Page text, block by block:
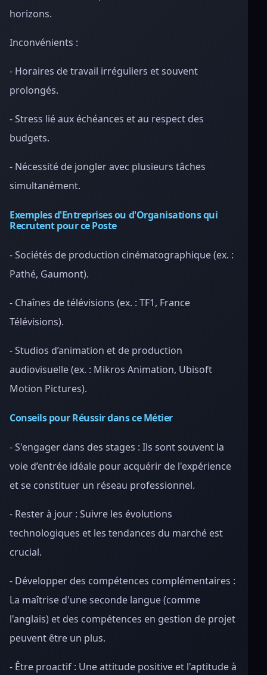
horizons.
Inconvénients :
- Horaires de travail irréguliers et souvent
prolongés.
- Stress lié aux échéances et au respect des
budgets.
- Nécessité de jongler avec plusieurs tâches
simultanément.
Exemples d'Entreprises ou d'Organisations qui
Recrutent pour ce Poste
- Sociétés de production cinématographique (ex. :
Pathé, Gaumont).
- Chaînes de télévisions (ex. : TF1, France
Télévisions).
- Studios d’animation et de production
audiovisuelle (ex. : Mikros Animation, Ubisoft
Motion Pictures).
Conseils pour Réussir dans ce Métier
- S'engager dans des stages : Ils sont souvent la
voie d’entrée idéale pour acquérir de l'expérience
et se constituer un réseau professionnel.
- Rester à jour : Suivre les évolutions
technologiques et les tendances du marché est
crucial.
- Développer des compétences complémentaires :
La maîtrise d'une seconde langue (comme
l'anglais) et des compétences en gestion de projet
peuvent être un plus.
- Être proactif : Une attitude positive et l'aptitude à